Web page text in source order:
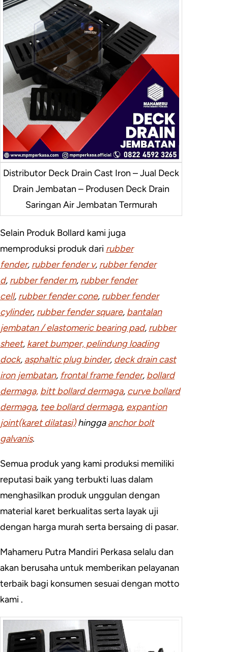
Distributor Deck Drain Cast Iron – Jual Deck
Drain Jembatan – Produsen Deck Drain
Saringan Air Jembatan Termurah
Selain Produk Bollard kami juga
memproduksi produk dari rubber
fender, rubber fender v, rubber fender
d, rubber fender m, rubber fender
cell, rubber fender cone, rubber fender
cylinder, rubber fender square, bantalan
jembatan / elastomeric bearing pad, rubber
sheet, karet bumper, pelindung loading
dock, asphaltic plug binder, deck drain cast
iron jembatan, frontal frame fender, bollard
dermaga, bitt bollard dermaga, curve bollard
dermaga, tee bollard dermaga, expantion
joint(karet dilatasi)hinggaanchor bolt
galvanis.
Semua produk yang kami produksi memiliki
reputasi baik yang terbukti luas dalam
menghasilkan produk unggulan dengan
material karet berkualitas serta layak uji
dengan harga murah serta bersaing di pasar.
Mahameru Putra Mandiri Perkasa selalu dan
akan berusaha untuk memberikan pelayanan
terbaik bagi konsumen sesuai dengan motto
kami .